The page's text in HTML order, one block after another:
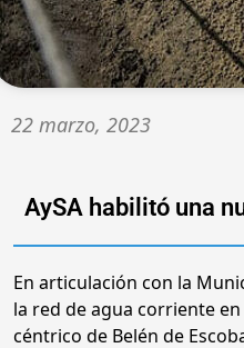
22 marzo, 2023
AySA habilitó una
En articulación con la
la red de agua corriente
céntrico de Belén de